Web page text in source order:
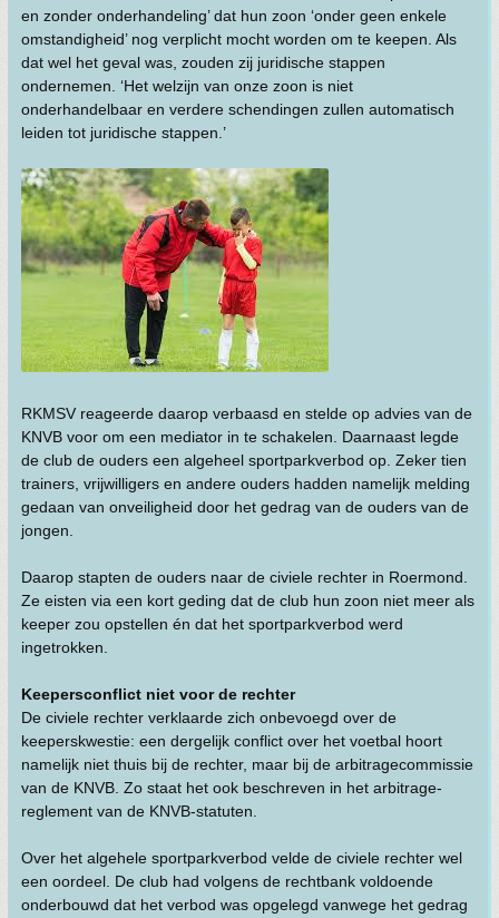
en zonder onderhandeling’ dat hun zoon ‘onder geen enkele
omstandigheid’ nog verplicht mocht worden om te keepen. Als
dat wel het geval was, zouden zij juridische stappen
ondernemen. ‘Het welzijn van onze zoon is niet
onderhandelbaar en verdere schendingen zullen automatisch
leiden tot juridische stappen.’
RKMSV reageerde daarop verbaasd en stelde op advies van de
KNVB voor om een mediator in te schakelen. Daarnaast legde
de club de ouders een algeheel sportparkverbod op. Zeker tien
trainers, vrijwilligers en andere ouders hadden namelijk melding
gedaan van onveiligheid door het gedrag van de ouders van de
jongen.
Daarop stapten de ouders naar de civiele rechter in Roermond.
Ze eisten via een kort geding dat de club hun zoon niet meer als
keeper zou opstellen én dat het sportparkverbod werd
ingetrokken.
Keepersconflict niet voor de rechter
De civiele rechter verklaarde zich onbevoegd over de
keeperskwestie: een dergelijk conflict over het voetbal hoort
namelijk niet thuis bij de rechter, maar bij de arbitragecommissie
van de KNVB. Zo staat het ook beschreven in het arbitrage-
reglement van de KNVB-statuten.
Over het algehele sportparkverbod velde de civiele rechter wel
een oordeel. De club had volgens de rechtbank voldoende
onderbouwd dat het verbod was opgelegd vanwege het gedrag